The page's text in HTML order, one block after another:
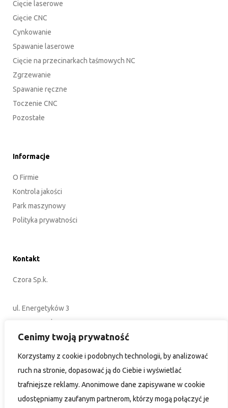
Cenimy twoją prywatność
Korzystamy z cookie i podobnych technologii, by analizować
ruch na stronie, dopasować ją do Ciebie i wyświetlać
trafniejsze reklamy. Anonimowe dane zapisywane w cookie
udostępniamy zaufanym partnerom, którzy mogą połączyć je
Cięcie laserowe
Gięcie CNC
Cynkowanie
Spawanie laserowe
Cięcie na przecinarkach taśmowych NC
Zgrzewanie
Spawanie ręczne
Toczenie CNC
Pozostałe
Informacje
O Firmie
Kontrola jakości
Park maszynowy
Polityka prywatności
Kontakt
Czora Sp.k.
ul. Energetyków 3
45-920 Opole
POLSKA
+48 77 402 35 76
biuro@czora.eu